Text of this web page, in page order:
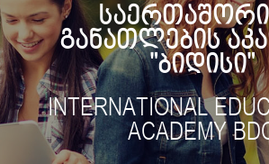
განათლების
"ბიდისი"
INTERNATIONAL
ACADEMY